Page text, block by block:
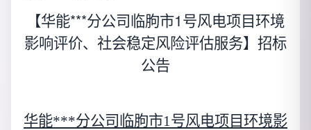
【华能***分公司临朐市1号风电项目环境
影响评价、社会稳定风险评估服务】招标
公告
华能***分公司临朐市1号风电项目环境影